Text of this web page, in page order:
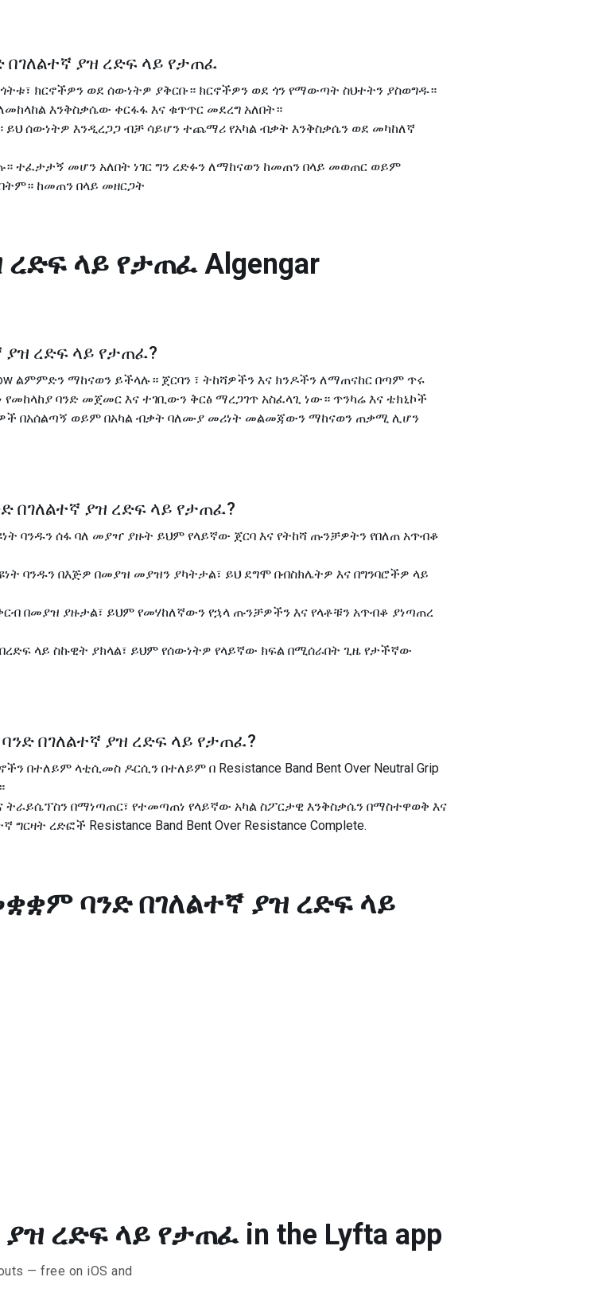
በገለልተኛ ያዝ ረድፍ ላይ የታጠፈ
ክርኖችዎን ወደ ሰውነትዎ ያቅርቡ። ክርኖችዎን ወደ ጎን የማውጣት ስህተትን ያስወግዱ።
እንቅስቃሴው ቀርፋፋ እና ቁጥጥር መደረግ አለበት።
ይህ ሰውነትዎ እንዲረጋጋ ብቻ ሳይሆን ተጨማሪ የአካል ብቃት እንቅስቃሴን ወደ መካከለኛ
ተፈታታኝ መሆን አለበት ነገር ግን ረድፉን ለማከናወን ከመጠን በላይ መወጠር ወይም
ከመጠን በላይ መዘርጋት
ረድፍ ላይ የታጠፈ Algengar
ያዝ ረድፍ ላይ የታጠፈ?
Row ልምምድን ማከናወን ይችላሉ። ጀርባን ፣ ትከሻዎችን እና ክንዶችን ለማጠናከር በጣም ጥሩ
የመከላከያ ባንድ መጀመር እና ተገቢውን ቅርፅ ማረጋገጥ አስፈላጊ ነው። ጥንካሬ እና ቴክኒኮች
በአሰልጣኝ ወይም በአካል ብቃት ባለሙያ መሪነት መልመጃውን ማከናወን ጠቃሚ ሊሆን
በገለልተኛ ያዝ ረድፍ ላይ የታጠፈ?
ልዩነት ባንዱን ሰፋ ባለ መያዣ ያዙት ይህም የላይኛው ጀርባ እና የትከሻ ጡንቻዎትን የበለጠ አጥብቆ
ልዩነት ባንዱን በእጅዎ በመያዝ መያዝን ያካትታል፣ ይህ ደግሞ በብስክሌትዎ እና በግንባሮችዎ ላይ
በቅርብ በመያዝ ያዙታል፣ ይህም የመሃከለኛውን የኋላ ጡንቻዎችን እና የላቶቹን አጥብቆ ያነጣጠረ
በረድፍ ላይ ስኩዊት ያክላል፣ ይህም የሰውነትዎ የላይኛው ክፍል በሚሰራበት ጊዜ የታችኛው
በገለልተኛ ያዝ ረድፍ ላይ የታጠፈ?
በተለይም ላቲሲመስ ዶርሲን በተለይም በ Resistance Band Bent Over Neutral Grip
በማነጣጠር፣ የተመጣጠነ የላይኛው አካል ስፖርታዊ እንቅስቃሴን በማስተዋወቅ እና
ረድፎች Resistance Band Bent Over Resistance Complete.
ባንድ በገለልተኛ ያዝ ረድፍ ላይ
ረድፍ ላይ የታጠፈ in the Lyfta app
— free on iOS and